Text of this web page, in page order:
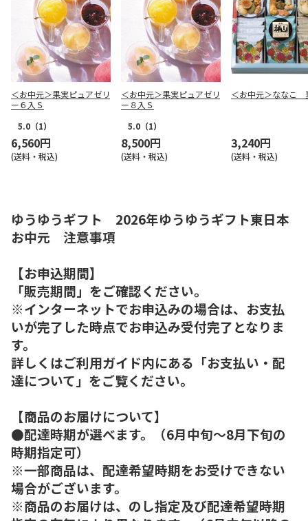
＜お中元＞果実ピュアゼリ
ー６入Ｓ
5.0 （1）
6,560円
(送料・税込)
＜お中元＞果実ピュアゼリ
ー８入Ｓ
5.0 （1）
8,500円
(送料・税込)
＜お中元＞ななこ
3,240円
(送料・税込)
ゆうゆうギフト 2026年ゆうゆうギフト東日本
お中元 注意事項
【お申込期間】
「販売期間」をご確認ください。
※インターネットでお申込みの場合は、お支払
いが完了した時点でお申込み受付完了となりま
す。
詳しくはご利用ガイド内にある「お支払い・配
達について」をご覧ください。
【商品のお届けについて】
●配達時期が選べます。（6月中旬～8月下旬の
時期指定可）
※一部商品は、配達希望時期をお受けできない
場合がございます。
※商品のお届けは、のし指定及び配達希望時期